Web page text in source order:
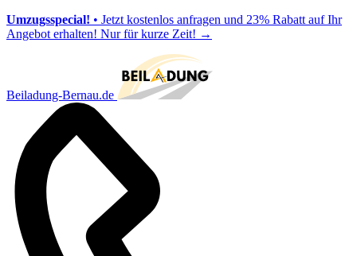
Umzugsspecial! • Jetzt kostenlos anfragen und 23% Rabatt auf Ihr
Angebot erhalten! Nur für kurze Zeit! →
Beiladung-Bernau.de